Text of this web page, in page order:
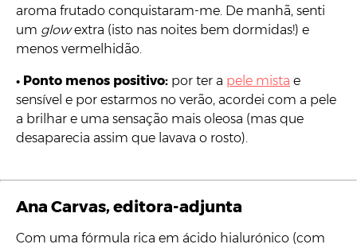
aroma frutado conquistaram-me. De manhã, senti
um glowextra (isto nas noites bem dormidas!) e
menos vermelhidão.
• Ponto menos positivo: por ter a pele mista e
sensível e por estarmos no verão, acordei com a pele
a brilhar e uma sensação mais oleosa (mas que
desaparecia assim que lavava o rosto).
Ana Carvas, editora-adjunta
Com uma fórmula rica em ácido hialurónico (com